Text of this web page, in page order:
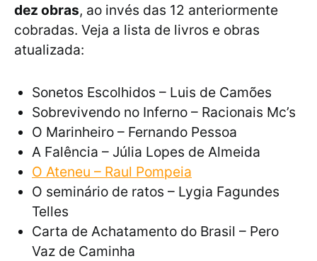
dez obras, ao invés das 12 anteriormente
cobradas. Veja a lista de livros e obras
atualizada:
Sonetos Escolhidos – Luis de Camões
Sobrevivendo no Inferno – Racionais Mc’s
O Marinheiro – Fernando Pessoa
A Falência – Júlia Lopes de Almeida
O Ateneu – Raul Pompeia
O seminário de ratos – Lygia Fagundes
Telles
Carta de Achatamento do Brasil – Pero
Vaz de Caminha